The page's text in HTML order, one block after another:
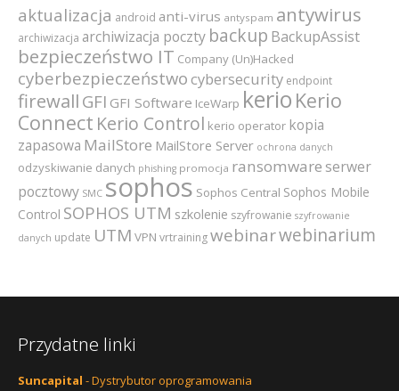
aktualizacja android anti-virus antyspam antywirus
archiwizacja archiwizacja poczty backup BackupAssist
bezpieczeństwo IT Company (Un)Hacked
cyberbezpieczeństwocybersecurity endpoint
firewall GFI GFI Software IceWarp kerio Kerio
Connect Kerio Control kerio operator kopia
zapasowa MailStore MailStore Server ochrona danych
odzyskiwanie danych phishing promocja ransomware serwer
pocztowy SMC sophos Sophos Central Sophos Mobile
Control SOPHOS UTM szkolenie szyfrowanie szyfrowanie
danych update UTM VPN vrtrainingwebinarwebinarium
Przydatne linki
Suncapital - Dystrybutor oprogramowania